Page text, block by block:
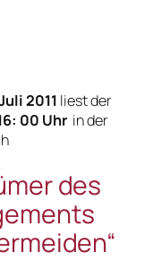
2011 liest der
00 Uhr in der
des